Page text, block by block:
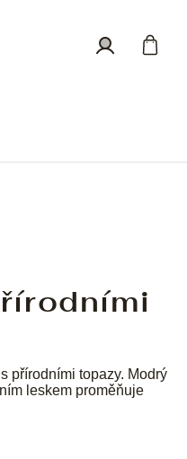
přírodními topazy. Modrý
leskem proměňuje